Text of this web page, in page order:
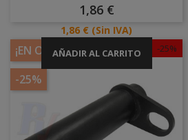
Precio
1,86 €
Precio
1,86 € (Sin IVA)
AÑADIR AL CARRITO -25%
¡EN OFERTA!
-25%